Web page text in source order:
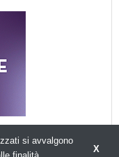
X
si avvalgono